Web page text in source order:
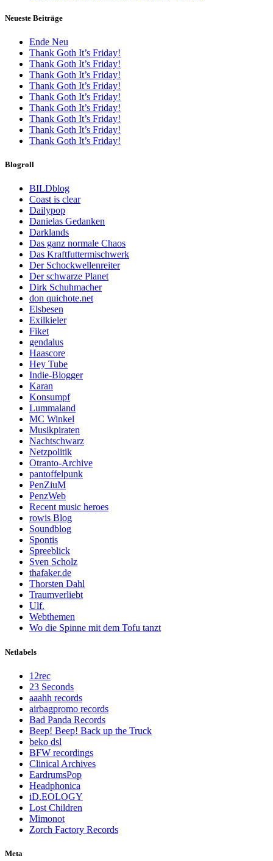
Neueste Beiträge
Ende Neu
Thank Goth It’s Friday!
Thank Goth It’s Friday!
Thank Goth It’s Friday!
Thank Goth It’s Friday!
Thank Goth It’s Friday!
Thank Goth It’s Friday!
Thank Goth It’s Friday!
Thank Goth It’s Friday!
Thank Goth It’s Friday!
Blogroll
BILDblog
Coast is clear
Dailypop
Danielas Gedanken
Darklands
Das ganz normale Chaos
Das Kraftfuttermischwerk
Der Schockwellenreiter
Der schwarze Planet
Dirk Schuhmacher
don quichote.net
Elsbesen
Exilkieler
Fiket
gendalus
Haascore
Hey Tube
Indie-Blogger
Karan
Konsumpf
Lummaland
MC Winkel
Musikpiraten
Nachtschwarz
Netzpolitik
Otranto-Archive
pantoffelpunk
PenZiuM
PenzWeb
Recent music heroes
rowis Blog
Soundblog
Spontis
Spreeblick
Sven Scholz
thafaker.de
Thorsten Dahl
Traumverliebt
Ulf.
Webthemen
Wo die Spinne mit dem Tofu tanzt
Netlabels
12rec
23 Seconds
aaahh records
airbagpromo records
Bad Panda Records
Beep! Beep! Back up the Truck
beko dsl
BFW recordings
Clinical Archives
EardrumsPop
Headphonica
iD.EOLOGY
Lost Children
Mimonot
Zorch Factory Records
Meta